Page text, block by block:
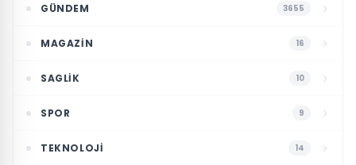
GÜNDEM 3655
MAGAZIN 16
SAGLIK 10
SPOR 9
TEKNOLOJI 14